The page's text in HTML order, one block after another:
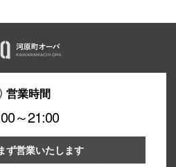
営業時間
～21:00
ず営業いたします